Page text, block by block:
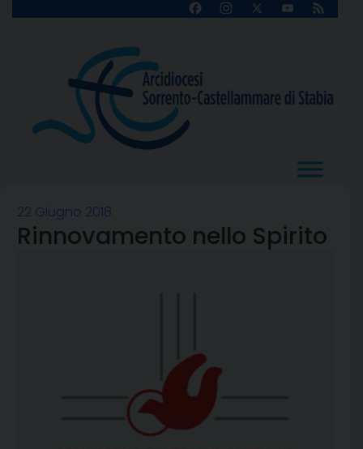
FacebookInstagram
X
YouTube
Feed
22 Giugno 2018
Rinnovamento nello Spirito